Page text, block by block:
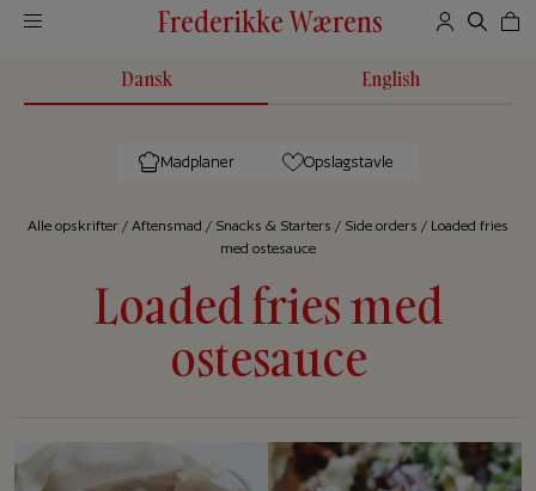
Frederikke Wærens
Dansk English
Madplaner Opslagstavle
Alle op­skrif­ter / Aftensmad / Snacks & Starters / Side orders / Loaded fries
med ostesauce
Loaded fries med
ostesauce